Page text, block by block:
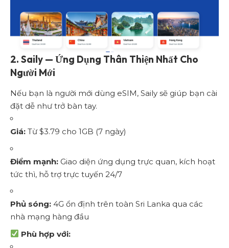
2. Saily — Ứng Dụng Thân Thiện Nhất Cho
Người Mới
Nếu bạn là người mới dùng eSIM, Saily sẽ giúp bạn cài
đặt dễ như trở bàn tay.
Giá: Từ $3.79 cho 1GB (7 ngày)
Điểm mạnh: Giao diện ứng dụng trực quan, kích hoạt
tức thì, hỗ trợ trực tuyến 24/7
Phủ sóng: 4G ổn định trên toàn Sri Lanka qua các
nhà mạng hàng đầu
Phù hợp với: